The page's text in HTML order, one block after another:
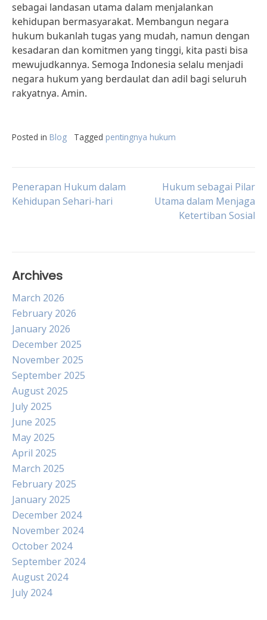
sebagai landasan utama dalam menjalankan
kehidupan bermasyarakat. Membangun negara
hukum bukanlah tugas yang mudah, namun dengan
kesadaran dan komitmen yang tinggi, kita pasti bisa
mewujudkannya. Semoga Indonesia selalu menjadi
negara hukum yang berdaulat dan adil bagi seluruh
rakyatnya. Amin.
Posted in Blog Tagged pentingnya hukum
Post
Penerapan Hukum dalam
Kehidupan Sehari-hari
Hukum sebagai Pilar
Utama dalam Menjaga
Ketertiban Sosial
Archives
March 2026
February 2026
January 2026
December 2025
November 2025
September 2025
August 2025
July 2025
June 2025
May 2025
April 2025
March 2025
February 2025
January 2025
December 2024
November 2024
October 2024
September 2024
August 2024
July 2024